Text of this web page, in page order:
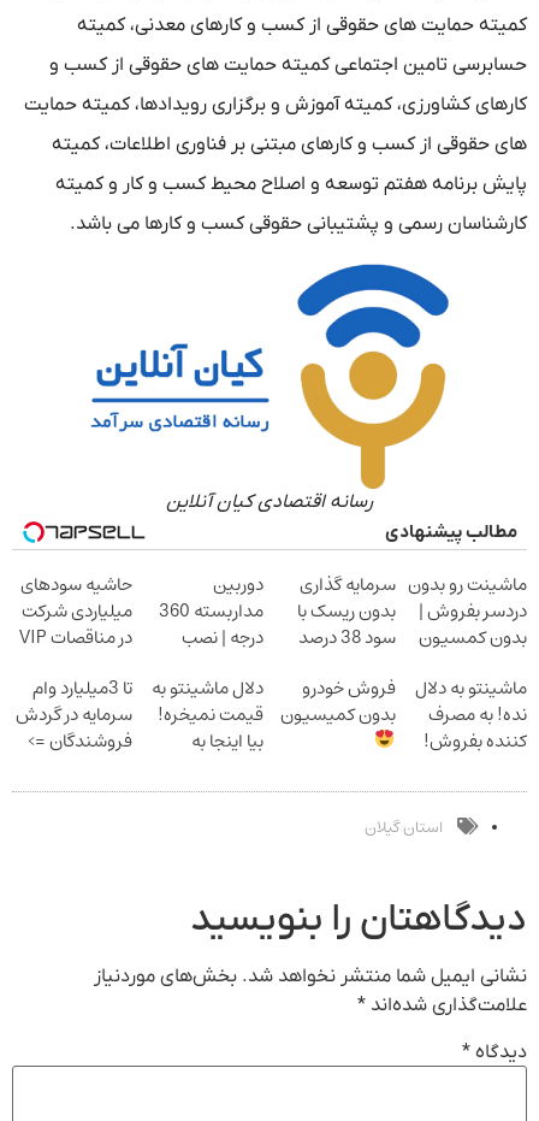
کمیته حمایت های حقوقی از کسب و کارهای معدنی، کمیته
حسابرسی تامین اجتماعی کمیته حمایت های حقوقی از کسب و
کارهای کشاورزی، کمیته آموزش و برگزاری رویدادها، کمیته حمایت
های حقوقی از کسب و کارهای مبتنی بر فناوری اطلاعات، کمیته
پایش برنامه هفتم توسعه و اصلاح محیط کسب و کار و کمیته
کارشناسان رسمی و پشتیبانی حقوقی کسب و کارها می باشد.
رسانه اقتصادی کیان آنلاین
مطالب پیشنهادی
ماشینت رو بدون
دردسر بفروش |
بدون کمسیون
سرمایه گذاری
بدون ریسک با
سود 38 درصد
دوربین
مداربسته 360
درجه | نصب
حاشیه سودهای
میلیاردی شرکت
در مناقصات VIP
ایران تندر
ماشینتو به دلال
نده! به مصرف
کننده بفروش!
یک تماس
فروش خودرو
بدون کمیسیون
دلال ماشینتو به
قیمت نمیخره!
بیا اینجا به
بفروش*فقط
تا 3میلیارد وام
سرمایه در گردش
فروشندگان =>
ثبت کن
استان گیلان
دیدگاهتان را بنویسید
نشانی ایمیل شما منتشر نخواهد شد. بخش‌های موردنیاز
علامت‌گذاری شده‌اند *
دیدگاه *